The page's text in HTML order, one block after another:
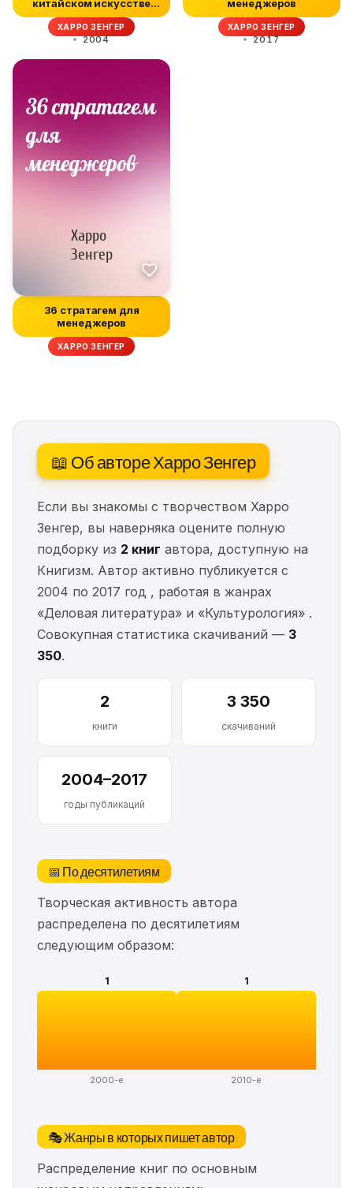
китайском искусстве
жить и выживать....
ХАРРО ЗЕНГЕР
2004
менеджеров
ХАРРО ЗЕНГЕР
2017
36 стратагем для
менеджеров
ХАРРО ЗЕНГЕР
📖 Об авторе Харро Зенгер
Если вы знакомы с творчеством Харро
Зенгер, вы наверняка оцените полную
подборку из 2 книг автора, доступную на
Книгизм. Автор активно публикуется с
2004 по 2017 год , работая в жанрах
«Деловая литература» и «Культурология» .
Совокупная статистика скачиваний — 3
350.
2
книги
3 350
скачиваний
2004–2017
годы публикаций
📅 По десятилетиям
Творческая активность автора
распределена по десятилетиям
следующим образом:
1
2000-е
1
2010-е
🎭 Жанры в которых пишет автор
Распределение книг по основным